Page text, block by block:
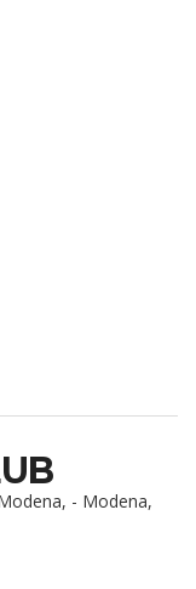
- Modena,